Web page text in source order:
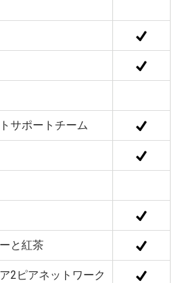
サポートチーム
と紅茶
2ピアネットワーク